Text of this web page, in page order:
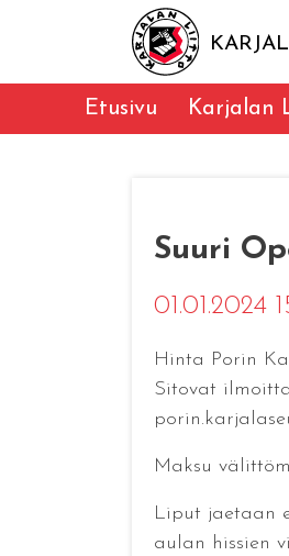
Etusivu Karjalan
Suuri
01.01.2024
Hinta Porin
Sitovat
Maksu
Liput jaetaan
aulan hissien